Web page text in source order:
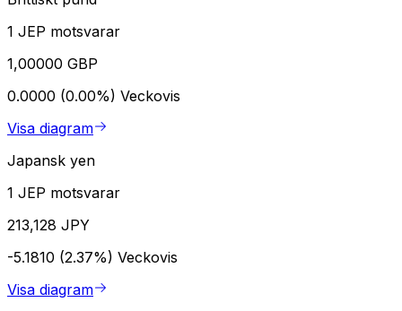
1 JEP motsvarar
1,00000 GBP
0.0000 (0.00%) Veckovis
Visa diagram
Japansk yen
1 JEP motsvarar
213,128 JPY
-5.1810 (2.37%) Veckovis
Visa diagram